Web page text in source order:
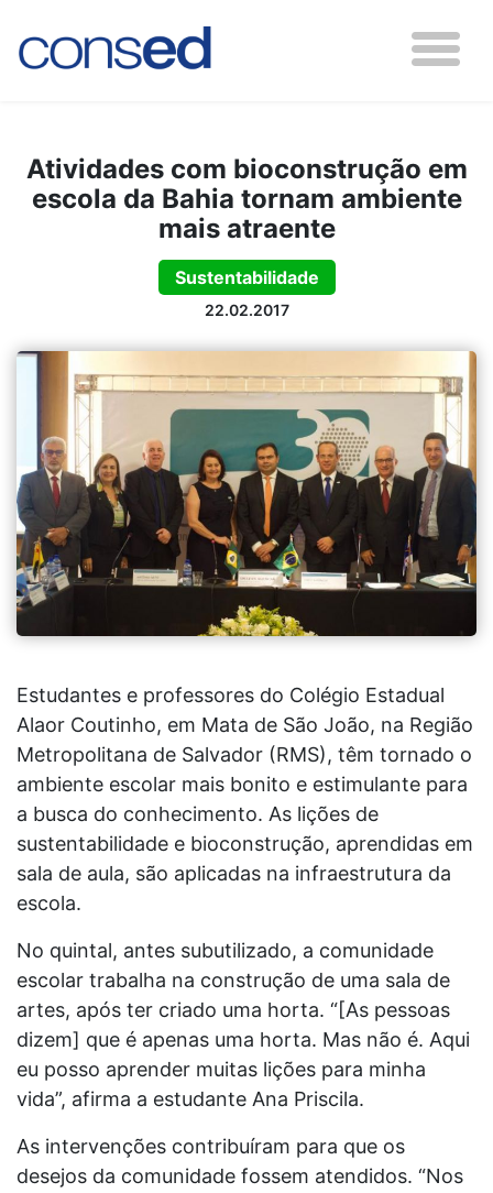
Atividades com bioconstrução em
escola da Bahia tornam ambiente
mais atraente
Sustentabilidade
22.02.2017
Estudantes e professores do Colégio Estadual
Alaor Coutinho, em Mata de São João, na Região
Metropolitana de Salvador (RMS), têm tornado o
ambiente escolar mais bonito e estimulante para
a busca do conhecimento. As lições de
sustentabilidade e bioconstrução, aprendidas em
sala de aula, são aplicadas na infraestrutura da
escola.
No quintal, antes subutilizado, a comunidade
escolar trabalha na construção de uma sala de
artes, após ter criado uma horta. “[As pessoas
dizem] que é apenas uma horta. Mas não é. Aqui
eu posso aprender muitas lições para minha
vida”, afirma a estudante Ana Priscila.
As intervenções contribuíram para que os
desejos da comunidade fossem atendidos. “Nos